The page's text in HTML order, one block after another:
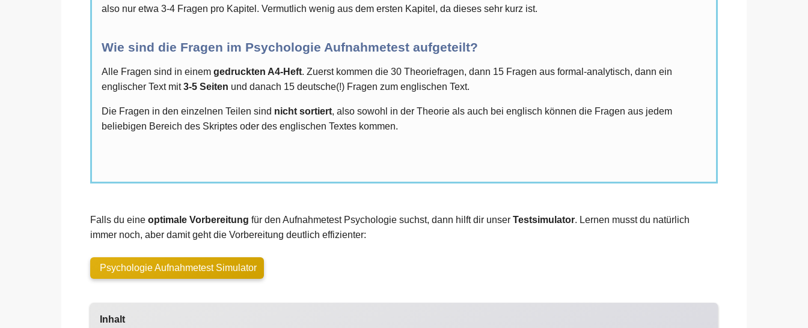
also nur etwa 3-4 Fragen pro Kapitel. Vermutlich wenig aus dem ersten Kapitel, da dieses sehr kurz ist.
Wie sind die Fragen im Psychologie Aufnahmetest aufgeteilt?
Alle Fragen sind in einem gedruckten A4-Heft. Zuerst kommen die 30 Theoriefragen, dann 15 Fragen aus formal-analytisch, dann ein
englischer Text mit3-5 Seiten und danach 15 deutsche(!) Fragen zum englischen Text.
Die Fragen in den einzelnen Teilen sind nicht sortiert, also sowohl in der Theorie als auch bei englisch können die Fragen aus jedem
beliebigen Bereich des Skriptes oder des englischen Textes kommen.
Falls du eine optimale Vorbereitung für den Aufnahmetest Psychologie suchst, dann hilft dir unser Testsimulator. Lernen musst du natürlich
immer noch, aber damit geht die Vorbereitung deutlich effizienter:
Psychologie Aufnahmetest Simulator
Inhalt